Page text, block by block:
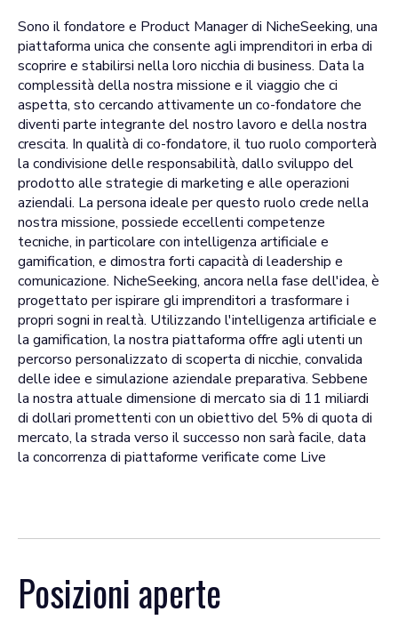
Sono il fondatore e Product Manager di NicheSeeking, una
piattaforma unica che consente agli imprenditori in erba di
scoprire e stabilirsi nella loro nicchia di business. Data la
complessità della nostra missione e il viaggio che ci
aspetta, sto cercando attivamente un co-fondatore che
diventi parte integrante del nostro lavoro e della nostra
crescita. In qualità di co-fondatore, il tuo ruolo comporterà
la condivisione delle responsabilità, dallo sviluppo del
prodotto alle strategie di marketing e alle operazioni
aziendali. La persona ideale per questo ruolo crede nella
nostra missione, possiede eccellenti competenze
tecniche, in particolare con intelligenza artificiale e
gamification, e dimostra forti capacità di leadership e
comunicazione. NicheSeeking, ancora nella fase dell'idea, è
progettato per ispirare gli imprenditori a trasformare i
propri sogni in realtà. Utilizzando l'intelligenza artificiale e
la gamification, la nostra piattaforma offre agli utenti un
percorso personalizzato di scoperta di nicchie, convalida
delle idee e simulazione aziendale preparativa. Sebbene
la nostra attuale dimensione di mercato sia di 11 miliardi
di dollari promettenti con un obiettivo del 5% di quota di
mercato, la strada verso il successo non sarà facile, data
la concorrenza di piattaforme verificate come Live
Posizioni aperte